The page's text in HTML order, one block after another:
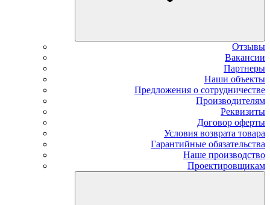
Отзывы
Вакансии
Партнеры
Наши объекты
Предложения о сотрудничестве
Производителям
Реквизиты
Договор оферты
Условия возврата товара
Гарантийные обязательства
Наше производство
Проектировщикам